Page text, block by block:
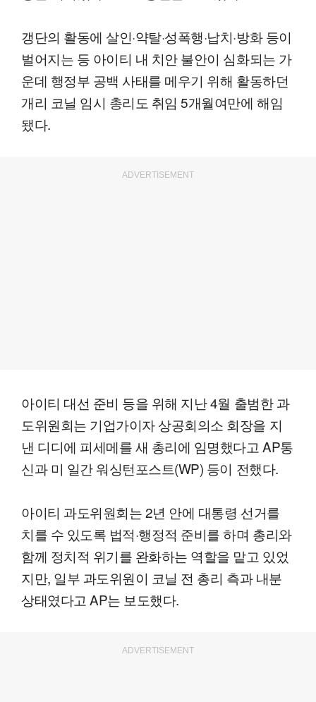
갱단의 활동에 살인·약탈·성폭행·납치·방화 등이
벌어지는 등 아이티 내 치안 불안이 심화되는 가
운데 행정부 공백 사태를 메우기 위해 활동하던
개리 코닐 임시 총리도 취임 5개월여만에 해임
됐다.
ADVERTISEMENT
아이티 대선 준비 등을 위해 지난 4월 출범한 과
도위원회는 기업가이자 상공회의소 회장을 지
낸 디디에 피세메를 새 총리에 임명했다고 AP통
신과 미 일간 워싱턴포스트(WP) 등이 전했다.
아이티 과도위원회는 2년 안에 대통령 선거를
치를 수 있도록 법적·행정적 준비를 하며 총리와
함께 정치적 위기를 완화하는 역할을 맡고 있었
지만, 일부 과도위원이 코닐 전 총리 측과 내분
상태였다고 AP는 보도했다.
ADVERTISEMENT